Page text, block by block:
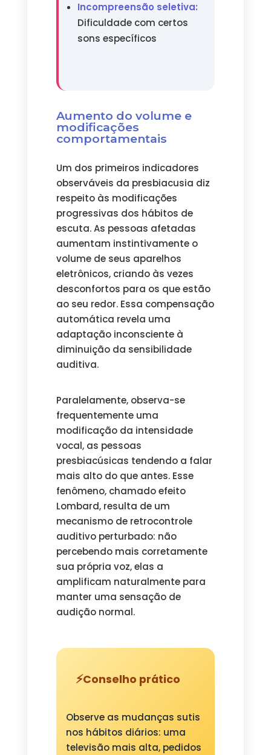
Incompreensão seletiva:
Dificuldade com certos
sons específicos
Aumento do volume e
modificações
comportamentais
Um dos primeiros indicadores
observáveis da presbiacusia diz
respeito às modificações
progressivas dos hábitos de
escuta. As pessoas afetadas
aumentam instintivamente o
volume de seus aparelhos
eletrônicos, criando às vezes
desconfortos para os que estão
ao seu redor. Essa compensação
automática revela uma
adaptação inconsciente à
diminuição da sensibilidade
auditiva.
Paralelamente, observa-se
frequentemente uma
modificação da intensidade
vocal, as pessoas
presbiacúsicas tendendo a falar
mais alto do que antes. Esse
fenômeno, chamado efeito
Lombard, resulta de um
mecanismo de retrocontrole
auditivo perturbado: não
percebendo mais corretamente
sua própria voz, elas a
amplificam naturalmente para
manter uma sensação de
audição normal.
Conselho prático
Observe as mudanças sutis
nos hábitos diários: uma
televisão mais alta, pedidos